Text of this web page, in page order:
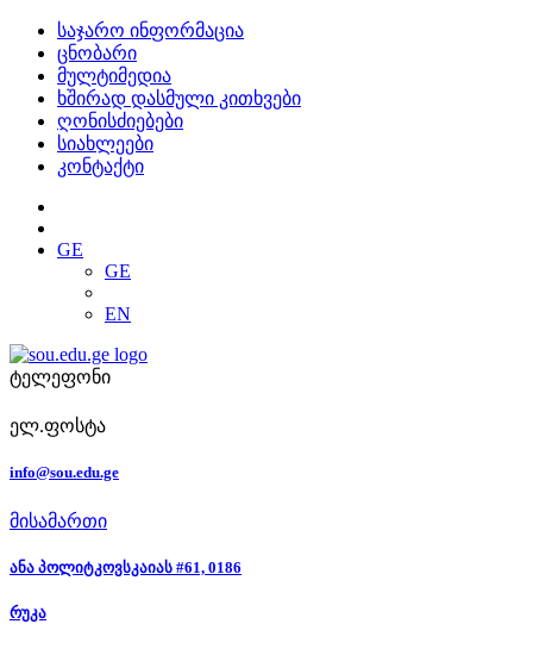
საჯარო ინფორმაცია
ცნობარი
მულტიმედია
ხშირად დასმული კითხვები
ღონისძიებები
სიახლეები
კონტაქტი
GE
GE
EN
ტელეფონი
ელ.ფოსტა
info@sou.edu.ge
მისამართი
ანა პოლიტკოვსკაიას #61, 0186
რუკა